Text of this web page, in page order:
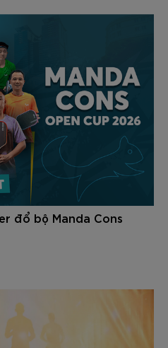
đổ bộ Manda Cons